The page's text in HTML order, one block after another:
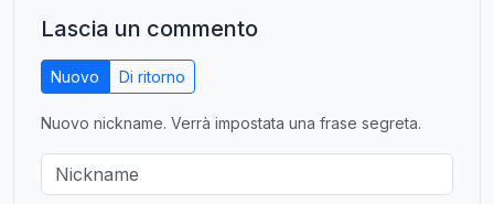
Lascia un commento
Nuovo Di ritorno
Nuovo nickname. Verrà impostata una frase segreta.